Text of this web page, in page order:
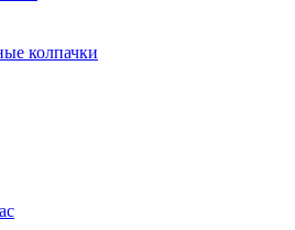
колпачки